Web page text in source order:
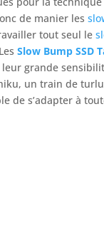
de manier les
tout seul le
Slow Bump SSD
grande
un train de
s’adapter à